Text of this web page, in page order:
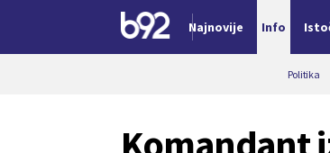
Najnovije Info
Politika